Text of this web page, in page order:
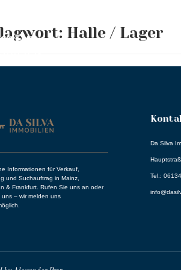
Halle / Lager
Informationen für Verkauf,
und Suchauftrag in Mainz,
& Frankfurt. Rufen Sie uns an oder
uns – wir melden uns
Da Silva
Tel.: